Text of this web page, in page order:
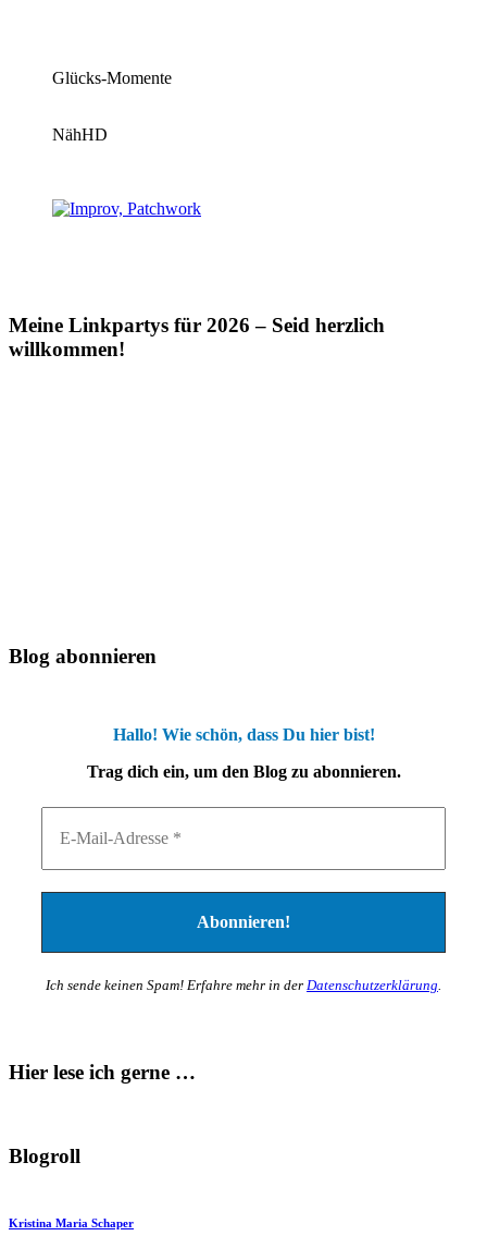
Glücks-Momente
NähHD
Meine Linkpartys für 2026 – Seid herzlich
willkommen!
Blog abonnieren
Hallo! Wie schön, dass Du hier bist!
Trag dich ein, um den Blog zu abonnieren.
Ich sende keinen Spam! Erfahre mehr in der Datenschutzerklärung.
Hier lese ich gerne …
Blogroll
Kristina Maria Schaper